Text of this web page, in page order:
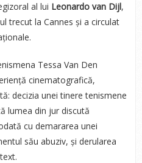
al lui Leonardo van Dijl,
trecut la Cannes și a circulat
Tessa Van Den
cinematografică,
decizia unei tinere tenismene
lumea din jur discută
cu demararea unei
său abuziv, și derularea